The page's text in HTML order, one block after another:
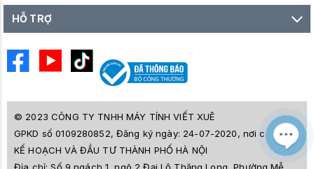
HỖ TRỢ
© 2023 CÔNG TY TNHH MÁY TÍNH VIẾT XUÊ
GPKD số 0109280852, Đăng ký ngày: 24-07-2020, nơi cấp SỞ
KẾ HOẠCH VÀ ĐẦU TƯ THÀNH PHỐ HÀ NỘI